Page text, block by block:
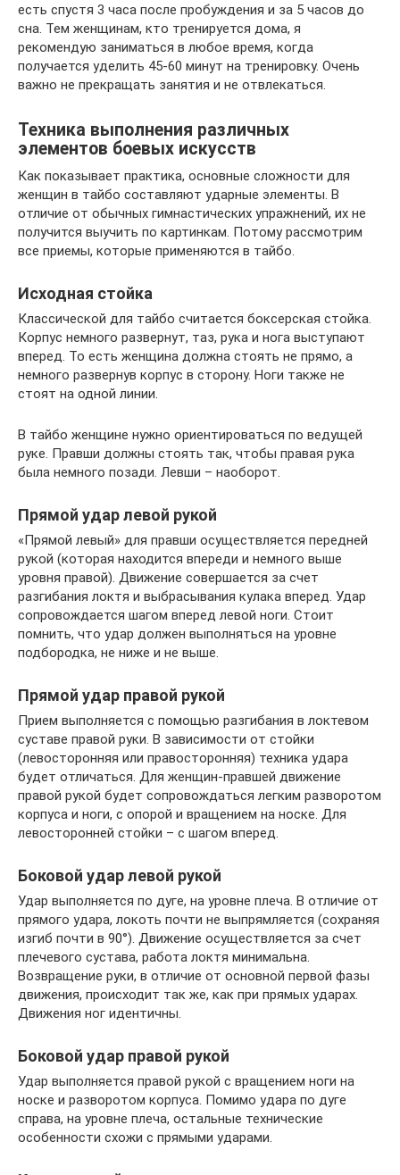
есть спустя 3 часа после пробуждения и за 5 часов до
сна. Тем женщинам, кто тренируется дома, я
рекомендую заниматься в любое время, когда
получается уделить 45-60 минут на тренировку. Очень
важно не прекращать занятия и не отвлекаться.
Техника выполнения различных
элементов боевых искусств
Как показывает практика, основные сложности для
женщин в тайбо составляют ударные элементы. В
отличие от обычных гимнастических упражнений, их не
получится выучить по картинкам. Потому рассмотрим
все приемы, которые применяются в тайбо.
Исходная стойка
Классической для тайбо считается боксерская стойка.
Корпус немного развернут, таз, рука и нога выступают
вперед. То есть женщина должна стоять не прямо, а
немного развернув корпус в сторону. Ноги также не
стоят на одной линии.
В тайбо женщине нужно ориентироваться по ведущей
руке. Правши должны стоять так, чтобы правая рука
была немного позади. Левши – наоборот.
Прямой удар левой рукой
«Прямой левый» для правши осуществляется передней
рукой (которая находится впереди и немного выше
уровня правой). Движение совершается за счет
разгибания локтя и выбрасывания кулака вперед. Удар
сопровождается шагом вперед левой ноги. Стоит
помнить, что удар должен выполняться на уровне
подбородка, не ниже и не выше.
Прямой удар правой рукой
Прием выполняется с помощью разгибания в локтевом
суставе правой руки. В зависимости от стойки
(левосторонняя или правосторонняя) техника удара
будет отличаться. Для женщин-правшей движение
правой рукой будет сопровождаться легким разворотом
корпуса и ноги, с опорой и вращением на носке. Для
левосторонней стойки – с шагом вперед.
Боковой удар левой рукой
Удар выполняется по дуге, на уровне плеча. В отличие от
прямого удара, локоть почти не выпрямляется (сохраняя
изгиб почти в 90°). Движение осуществляется за счет
плечевого сустава, работа локтя минимальна.
Возвращение руки, в отличие от основной первой фазы
движения, происходит так же, как при прямых ударах.
Движения ног идентичны.
Боковой удар правой рукой
Удар выполняется правой рукой с вращением ноги на
носке и разворотом корпуса. Помимо удара по дуге
справа, на уровне плеча, остальные технические
особенности схожи с прямыми ударами.